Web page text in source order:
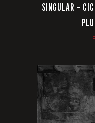
SINGULAR –